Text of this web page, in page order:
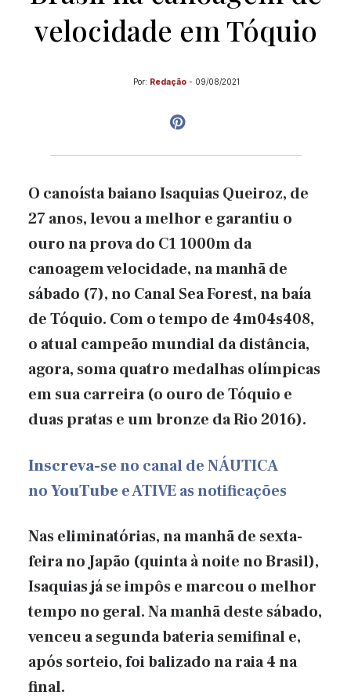
velocidade em Tóquio
Por: Redação - 09/08/2021
O canoísta baiano Isaquias Queiroz, de
27 anos, levou a melhor e garantiu o
ouro na prova do C1 1000m da
canoagem velocidade, na manhã de
sábado (7), no Canal Sea Forest, na baía
de Tóquio. Com o tempo de 4m04s408,
o atual campeão mundial da distância,
agora, soma quatro medalhas olímpicas
em sua carreira (o ouro de Tóquio e
duas pratas e um bronze da Rio 2016).
Inscreva-seno canal de NÁUTICA
noYouTubee ATIVE as notificações
Nas eliminatórias, na manhã de sexta-
feira no Japão (quinta à noite no Brasil),
Isaquias já se impôs e marcou o melhor
tempo no geral. Na manhã deste sábado,
venceu a segunda bateria semifinal e,
após sorteio, foi balizado na raia 4 na
final.